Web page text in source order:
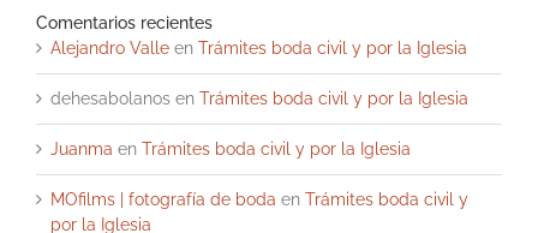
Comentarios recientes
Alejandro Valle en Trámites boda civil y por la Iglesia
dehesabolanos en Trámites boda civil y por la Iglesia
Juanma en Trámites boda civil y por la Iglesia
MOfilms | fotografía de boda en Trámites boda civil y
por la Iglesia